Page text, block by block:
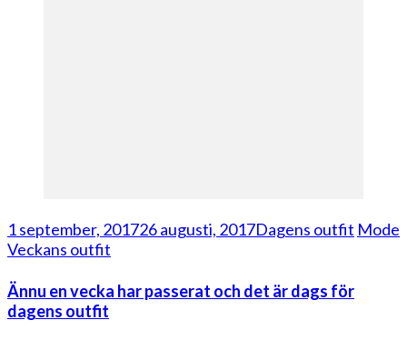
1 september, 201726 augusti, 2017Dagens outfit Mode
Veckans outfit
Ännu en vecka har passerat och det är dags för
dagens outfit